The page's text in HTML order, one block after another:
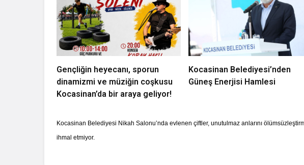
Gençliğin heyecanı, sporun
dinamizmi ve müziğin coşkusu
Kocasinan’da bir araya geliyor!
Kocasinan Belediyesi’nden
Güneş Enerjisi Hamlesi
Kocasinan Belediyesi Nikah Salonu’nda evlenen çiftler, unutulmaz anlarını
ihmal etmiyor.